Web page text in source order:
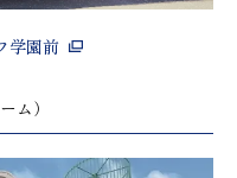
学園前
ム）